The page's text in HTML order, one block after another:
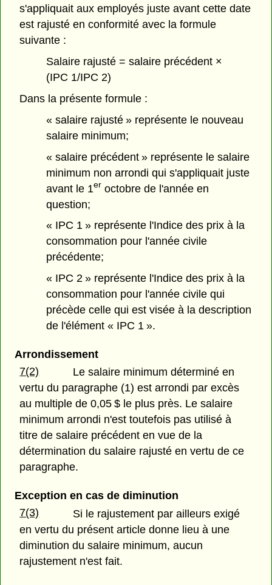
s'appliquait aux employés juste avant cette date
est rajusté en conformité avec la formule
suivante :
Salaire rajusté = salaire précédent ×
(IPC 1/IPC 2)
Dans la présente formule :
« salaire rajusté » représente le nouveau
salaire minimum;
« salaire précédent » représente le salaire
minimum non arrondi qui s'appliquait juste
avant le 1er octobre de l'année en
question;
« IPC 1 » représente l'Indice des prix à la
consommation pour l'année civile
précédente;
« IPC 2 » représente l'Indice des prix à la
consommation pour l'année civile qui
précède celle qui est visée à la description
de l'élément « IPC 1 ».
Arrondissement
7(2)
Le salaire minimum déterminé en
vertu du paragraphe (1) est arrondi par excès
au multiple de 0,05 $ le plus près. Le salaire
minimum arrondi n'est toutefois pas utilisé à
titre de salaire précédent en vue de la
détermination du salaire rajusté en vertu de ce
paragraphe.
Exception en cas de diminution
7(3)
Si le rajustement par ailleurs exigé
en vertu du présent article donne lieu à une
diminution du salaire minimum, aucun
rajustement n'est fait.